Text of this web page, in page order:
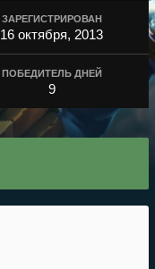
ЗАРЕГИСТРИРОВАН
16 октября, 2013
ПОБЕДИТЕЛЬ ДНЕЙ
9